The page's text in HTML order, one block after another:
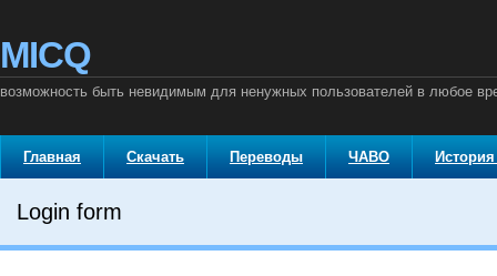
MICQ
возможность быть невидимым для ненужных пользователей в любое
Главная Скачать Переводы ЧАВО
Login form